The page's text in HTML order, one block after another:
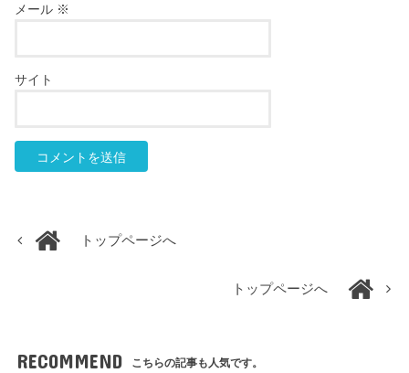
メール ※
サイト
トップページへ
トップページへ
RECOMMEND こちらの記事も人気です。